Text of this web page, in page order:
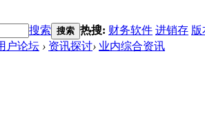
搜索 搜索 热搜: 财务软件 进销存 版
户论坛 › 资讯探讨› 业内综合资讯